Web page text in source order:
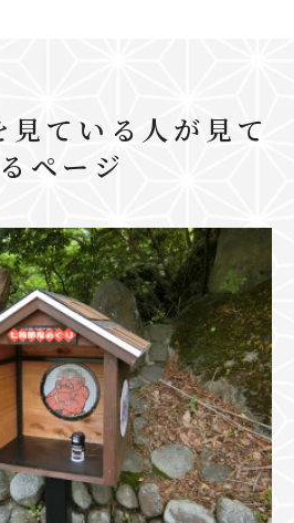
見ている人が見て
ページ